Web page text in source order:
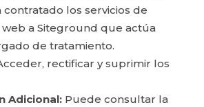
contratado los servicios de
a Siteground que actúa
de tratamiento.
rectificar y suprimir los
Adicional:Puede consultar la